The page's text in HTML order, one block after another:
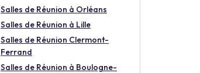
Salles de Réunion à Orléans
Salles de Réunion à Lille
Salles de Réunion Clermont-
Ferrand
Salles de Réunion à Boulogne-